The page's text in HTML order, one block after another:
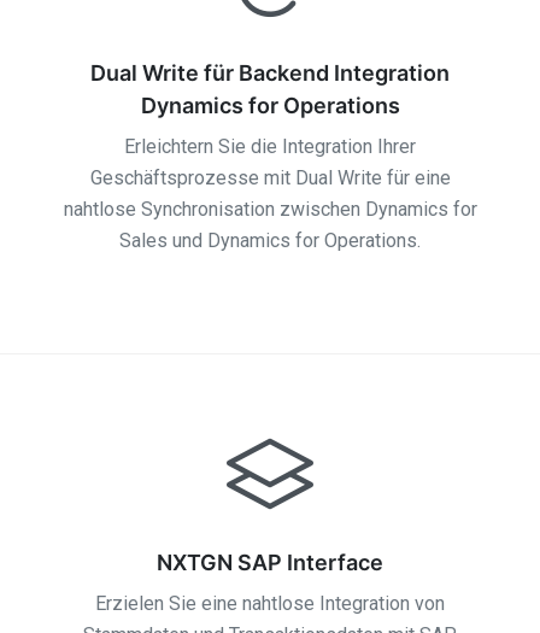
Dual Write für Backend Integration
Dynamics for Operations
Erleichtern Sie die Integration Ihrer
Geschäftsprozesse mit Dual Write für eine
nahtlose Synchronisation zwischen Dynamics for
Sales und Dynamics for Operations.
NXTGN SAP Interface
Erzielen Sie eine nahtlose Integration von